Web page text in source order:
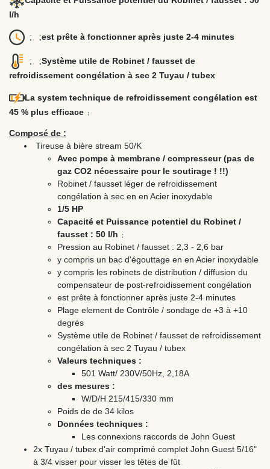
l/h
; ;est prête à fonctionner après juste 2-4 minutes
; ;Système utile de Robinet / fausset de
refroidissement congélation à sec 2 Tuyau / tubex
La system technique de refroidissement congélation est
45 % plus efficace ;
Composé de :
Tireuse à bière stream 50/K
Avec pompe à membrane / compresseur (pas de
gaz CO2 nécessaire pour le soutirage ! !!)
Robinet / fausset léger de refroidissement
congélation à sec en en Acier inoxydable
1/5 HP
Capacité et Puissance potentiel du Robinet /
fausset : 50 l/h ;
Pression au Robinet / fausset : 2,3 - 2,6 bar
y compris un bac d'égouttage en en Acier inoxydable
y compris les robinets de distribution / diffusion du
compensateur de post-refroidissement congélation
est prête à fonctionner après juste 2-4 minutes
Plage element de Contrôle / sondage de +3 à +10
degrés
Système utile de Robinet / fausset de refroidissement
congélation à sec 2 Tuyau / tubex
Valeurs techniques :
501 Watt/ 230V/50Hz, 2,18A
des mesures :
W/D/H 215/415/330 mm
Poids de de 34 kilos
Données techniques :
Les connexions raccords de John Guest
2x Tuyau / tubex d'air comprimé complet John Guest 5/16"
à 3/4 visser pour visser les têtes de fût